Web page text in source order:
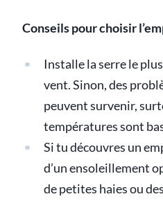
Conseils pour choisir
Installe la serre le
vent. Sinon, des
peuvent survenir,
températures sont
Si tu découvres un
d’un ensoleillement
de petites haies ou